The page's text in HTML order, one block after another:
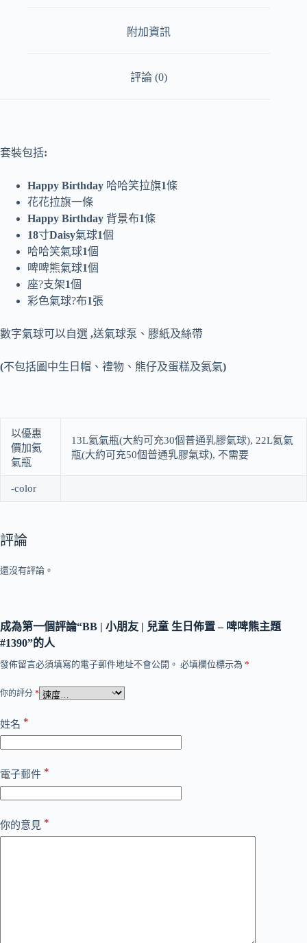
附加資訊
評論 (0)
套裝包括:
Happy Birthday 哈哈笑拉旗1條
花花拉旗一條
Happy Birthday 背景布1條
18寸Daisy氣球1個
哈哈笑氣球1個
啤啤熊氣球1個
座?支架1個
彩色氣球?布1張
數字氣球可以自選 ,送氣球泵、膠紙及絲帶
(不包括圖中生日帽、禮物、熊仔及蛋糕及氦氣)
以優惠
價加氦
氣瓶
13L氦氣瓶(大約可充30個普通乳膠氣球), 22L氦氣
瓶(大約可充50個普通乳膠氣球), 不需要
-color
評論
還沒有評論。
成為第一個評論“BB | 小朋友 | 兒童 生日佈置 – 啤啤熊主題
#1390”的人
發佈留言必須填寫的電子郵件地址不會公開。 必填欄位標示為 *
你的評分 *
姓名 *
電子郵件 *
你的意見 *